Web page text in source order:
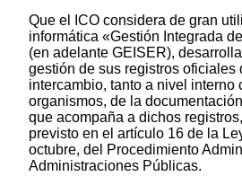
Que el ICO considera de gran
informática «Gestión Integrada
(en adelante GEISER),
gestión de sus registros oficiales
intercambio, tanto a nivel interno
organismos, de la
que acompaña a dichos
previsto en el artículo 16 de la
octubre, del Procedimiento
Administraciones Públicas.